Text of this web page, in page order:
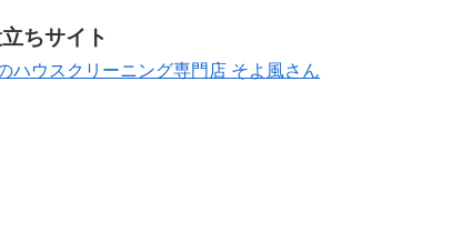
ちサイト
ハウスクリーニング専門店 そよ風さん